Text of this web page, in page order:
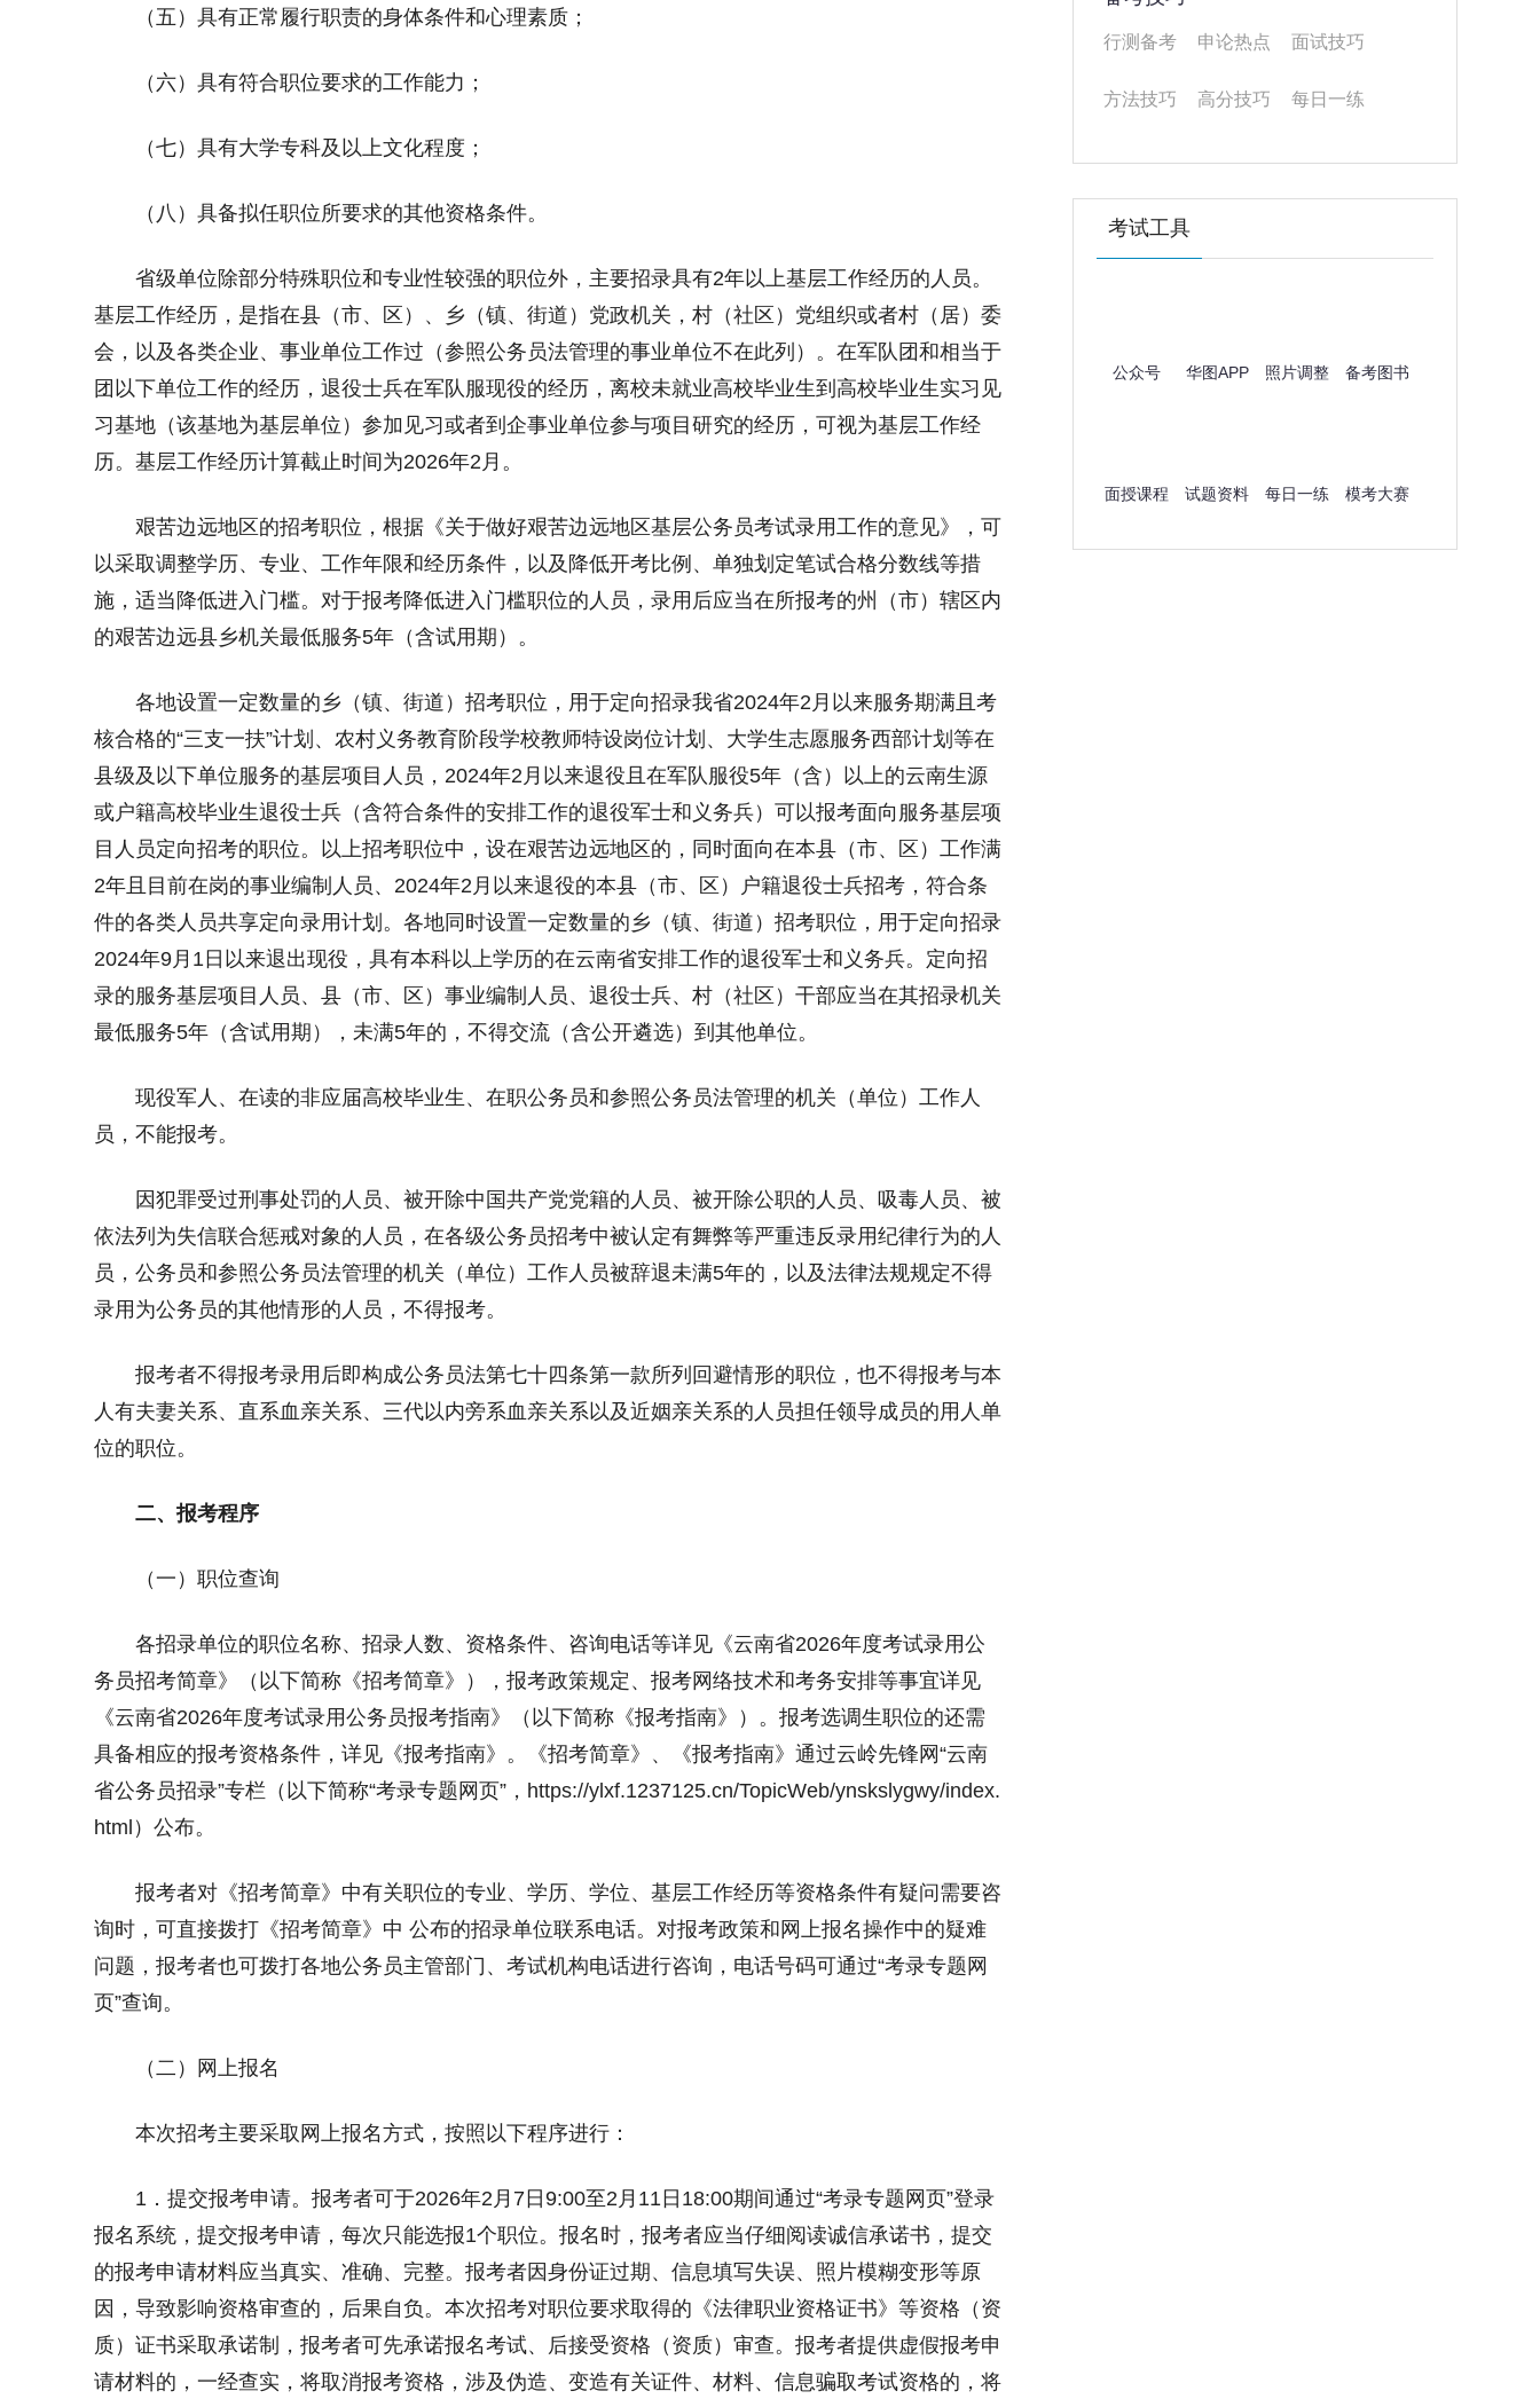
（五）具有正常履行职责的身体条件和心理素质；
（六）具有符合职位要求的工作能力；
（七）具有大学专科及以上文化程度；
（八）具备拟任职位所要求的其他资格条件。
省级单位除部分特殊职位和专业性较强的职位外，主要招录具有2年以上基层工作经历的人员。
基层工作经历，是指在县（市、区）、乡（镇、街道）党政机关，村（社区）党组织或者村（居）委
会，以及各类企业、事业单位工作过（参照公务员法管理的事业单位不在此列）。在军队团和相当于
团以下单位工作的经历，退役士兵在军队服现役的经历，离校未就业高校毕业生到高校毕业生实习见
习基地（该基地为基层单位）参加见习或者到企事业单位参与项目研究的经历，可视为基层工作经
历。基层工作经历计算截止时间为2026年2月。
艰苦边远地区的招考职位，根据《关于做好艰苦边远地区基层公务员考试录用工作的意见》，可
以采取调整学历、专业、工作年限和经历条件，以及降低开考比例、单独划定笔试合格分数线等措
施，适当降低进入门槛。对于报考降低进入门槛职位的人员，录用后应当在所报考的州（市）辖区内
的艰苦边远县乡机关最低服务5年（含试用期）。
各地设置一定数量的乡（镇、街道）招考职位，用于定向招录我省2024年2月以来服务期满且考
核合格的“三支一扶”计划、农村义务教育阶段学校教师特设岗位计划、大学生志愿服务西部计划等在
县级及以下单位服务的基层项目人员，2024年2月以来退役且在军队服役5年（含）以上的云南生源
或户籍高校毕业生退役士兵（含符合条件的安排工作的退役军士和义务兵）可以报考面向服务基层项
目人员定向招考的职位。以上招考职位中，设在艰苦边远地区的，同时面向在本县（市、区）工作满
2年且目前在岗的事业编制人员、2024年2月以来退役的本县（市、区）户籍退役士兵招考，符合条
件的各类人员共享定向录用计划。各地同时设置一定数量的乡（镇、街道）招考职位，用于定向招录
2024年9月1日以来退出现役，具有本科以上学历的在云南省安排工作的退役军士和义务兵。定向招
录的服务基层项目人员、县（市、区）事业编制人员、退役士兵、村（社区）干部应当在其招录机关
最低服务5年（含试用期），未满5年的，不得交流（含公开遴选）到其他单位。
现役军人、在读的非应届高校毕业生、在职公务员和参照公务员法管理的机关（单位）工作人
员，不能报考。
因犯罪受过刑事处罚的人员、被开除中国共产党党籍的人员、被开除公职的人员、吸毒人员、被
依法列为失信联合惩戒对象的人员，在各级公务员招考中被认定有舞弊等严重违反录用纪律行为的人
员，公务员和参照公务员法管理的机关（单位）工作人员被辞退未满5年的，以及法律法规规定不得
录用为公务员的其他情形的人员，不得报考。
报考者不得报考录用后即构成公务员法第七十四条第一款所列回避情形的职位，也不得报考与本
人有夫妻关系、直系血亲关系、三代以内旁系血亲关系以及近姻亲关系的人员担任领导成员的用人单
位的职位。
二、报考程序
（一）职位查询
各招录单位的职位名称、招录人数、资格条件、咨询电话等详见《云南省2026年度考试录用公
务员招考简章》（以下简称《招考简章》），报考政策规定、报考网络技术和考务安排等事宜详见
《云南省2026年度考试录用公务员报考指南》（以下简称《报考指南》）。报考选调生职位的还需
具备相应的报考资格条件，详见《报考指南》。《招考简章》、《报考指南》通过云岭先锋网“云南
省公务员招录”专栏（以下简称“考录专题网页”，https://ylxf.1237125.cn/TopicWeb/ynskslygwy/index.
html）公布。
报考者对《招考简章》中有关职位的专业、学历、学位、基层工作经历等资格条件有疑问需要咨
询时，可直接拨打《招考简章》中 公布的招录单位联系电话。对报考政策和网上报名操作中的疑难
问题，报考者也可拨打各地公务员主管部门、考试机构电话进行咨询，电话号码可通过“考录专题网
页”查询。
（二）网上报名
本次招考主要采取网上报名方式，按照以下程序进行：
1．提交报考申请。报考者可于2026年2月7日9:00至2月11日18:00期间通过“考录专题网页”登录
报名系统，提交报考申请，每次只能选报1个职位。报名时，报考者应当仔细阅读诚信承诺书，提交
的报考申请材料应当真实、准确、完整。报考者因身份证过期、信息填写失误、照片模糊变形等原
因，导致影响资格审查的，后果自负。本次招考对职位要求取得的《法律职业资格证书》等资格（资
质）证书采取承诺制，报考者可先承诺报名考试、后接受资格（资质）审查。报考者提供虚假报考申
请材料的，一经查实，将取消报考资格，涉及伪造、变造有关证件、材料、信息骗取考试资格的，将
行测备考 申论热点 面试技巧
方法技巧 高分技巧 每日一练
考试工具
公众号 华图APP 照片调整 备考图书
面授课程 试题资料 每日一练 模考大赛